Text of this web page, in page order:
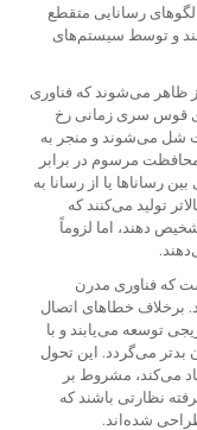
رسانایی متقطع
و توسط سیستم‌های
ظاهر می‌شوند که فناوری
قوس سری زمانی رخ
شل می‌شوند و منجر به
مرسوم در برابر
رساناها یا از رسانا به
تولید می‌کنند که
دهند، اما لزوماً
که فناوری مدرن
خطاهای اتصال
توسعه می‌یابند و با
می‌گردد. این تحول
می‌کند، مشروط بر
نظارتی باشند که
شده‌اند.